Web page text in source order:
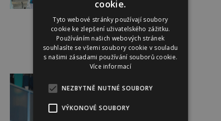
Reklama
cookie.
Tyto webové stránky používají soubory
cookie ke zlepšení uživatelského zážitku.
Používáním našich webových stránek
souhlasíte se všemi soubory cookie v souladu
s našimi zásadami používání souborů cookie.
Více informací
NEZBYTNĚ NUTNÉ SOUBORY
VÝKONOVÉ SOUBORY